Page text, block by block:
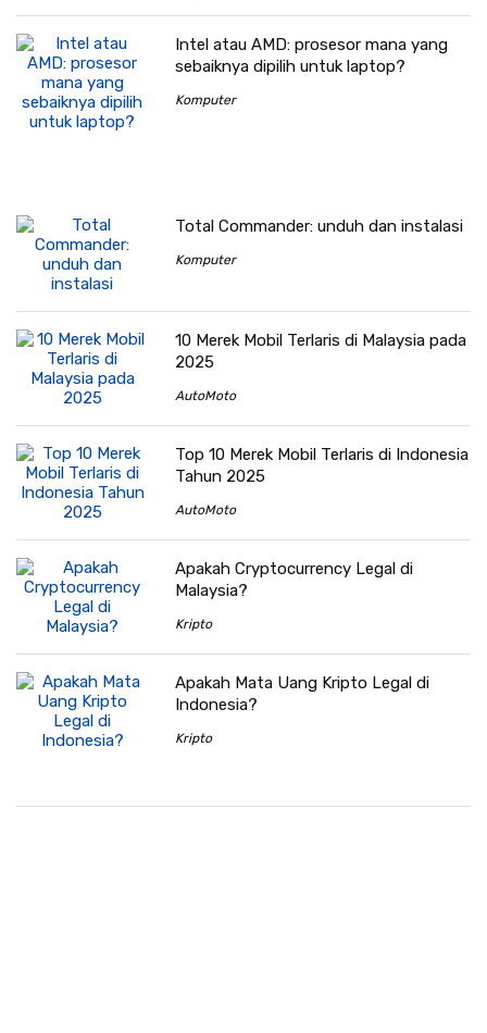
Intel atau AMD: prosesor mana yang
sebaiknya dipilih untuk laptop?
Komputer
Total Commander: unduh dan instalasi
Komputer
10 Merek Mobil Terlaris di Malaysia pada
2025
AutoMoto
Top 10 Merek Mobil Terlaris di Indonesia
Tahun 2025
AutoMoto
Apakah Cryptocurrency Legal di
Malaysia?
Kripto
Apakah Mata Uang Kripto Legal di
Indonesia?
Kripto